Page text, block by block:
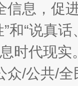
信息，促
和“说真
时代现实
众/公共/